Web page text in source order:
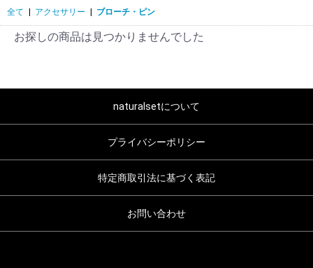
全て アクセサリー ブローチ・ピン
お探しの商品は見つかりませんでした
naturalsetについて
プライバシーポリシー
特定商取引法に基づく表記
お問い合わせ